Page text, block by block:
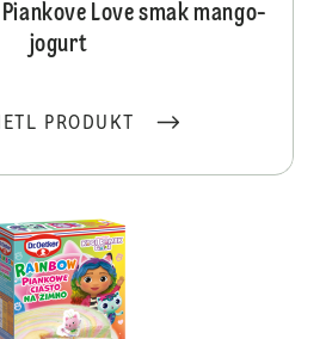
Love smak mango-
jogurt
PRODUKT